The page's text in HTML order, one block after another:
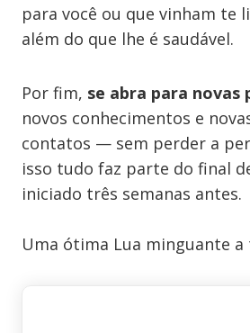
para você ou que vinham te
além do que lhe é saudável.
Por fim, se abra para novas
novos conhecimentos e
contatos — sem perder a
isso tudo faz parte do final
iniciado três semanas antes.
Uma ótima Lua minguante a